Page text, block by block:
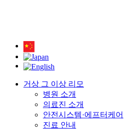
거상 그 이상 리모
병원 소개
의료진 소개
안전시스템·에프터케어
진료 안내